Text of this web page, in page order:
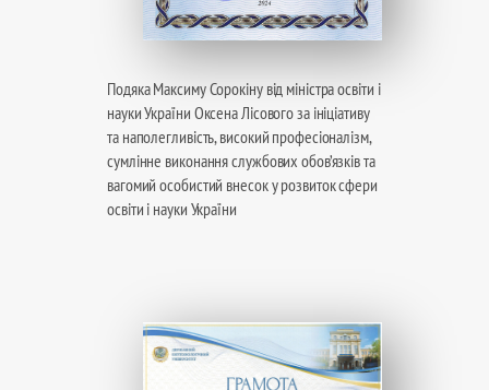
Подяка Максиму Сорокіну від міністра освіти і
науки України Оксена Лісового за ініціативу
та наполегливість, високий професіоналізм,
сумлінне виконання службових обов’язків та
вагомий особистий внесок у розвиток сфери
освіти і науки України